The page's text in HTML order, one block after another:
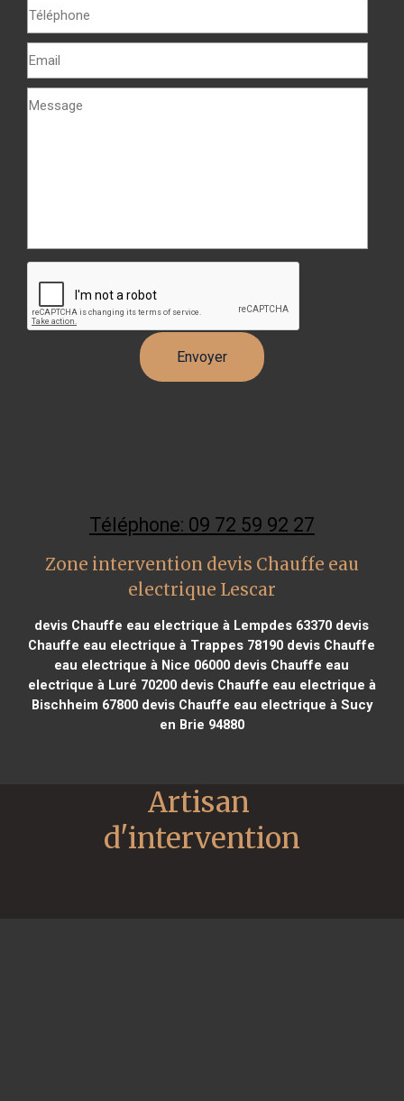
Téléphone: 09 72 59 92 27
Zone intervention devis Chauffe eau
electrique Lescar
devis Chauffe eau electrique à Lempdes 63370 devis
Chauffe eau electrique à Trappes 78190 devis Chauffe
eau electrique à Nice 06000 devis Chauffe eau
electrique à Luré 70200devis Chauffe eau electrique à
Bischheim 67800devis Chauffe eau electrique à Sucy
en Brie 94880
Artisan
d'intervention